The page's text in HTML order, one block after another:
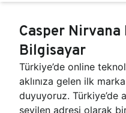
Casper
Bilgisayar
Türkiye’de online
aklınıza gelen ilk
duyuyoruz. Türkiye’de
sevilen adresi olarak